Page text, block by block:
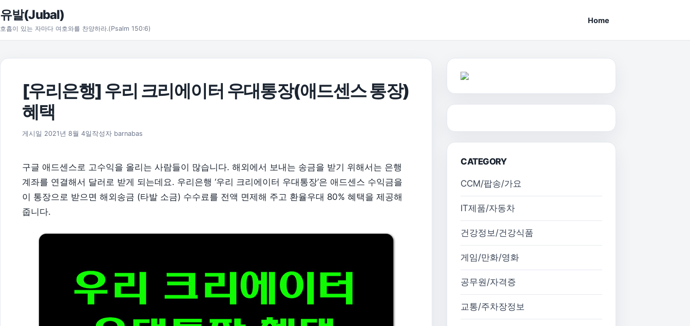
본문으로 건너뛰기
유발(Jubal)
호흡이 있는 자마다 여호와를 찬양하라.(Psalm 150:6)
Home
[우리은행] 우리 크리에이터 우대통장(애드센스 통장)
혜택
게시일 2021년 8월 4일 2026년 8월 1일
작성자 barnabas
구글 애드센스로 고수익을 올리는 사람들이 많습니다. 해외에서 보내는 송금을 받기 위해서는 은행
계좌를 연결해서 달러로 받게 되는데요. 우리은행 ‘우리 크리에이터 우대통장’은 애드센스 수익금을
이 통장으로 받으면 해외송금 (타발 소금) 수수료를 전액 면제해 주고 환율우대 80% 혜택을 제공해
줍니다.
CATEGORY
CCM/팝송/가요
IT제품/자동차
건강정보/건강식품
게임/만화/영화
공무원/자격증
교통/주차장정보